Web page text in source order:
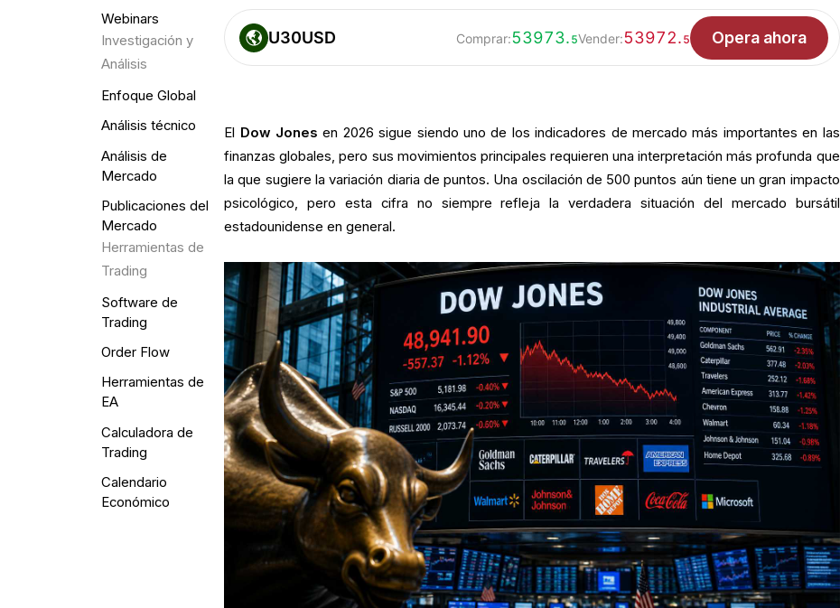
Webinars
Investigación y
Análisis
Enfoque Global
Análisis técnico
Análisis de
Mercado
Publicaciones del
Mercado
Herramientas de
Trading
Software de
Trading
Order Flow
Herramientas de
EA
Calculadora de
Trading
Calendario
Económico
U30USD Comprar:53973. 5Vender:53972. 5 Opera ahora
El Dow Jones en 2026 sigue siendo uno de los indicadores de mercado más importantes en las
finanzas globales, pero sus movimientos principales requieren una interpretación más profunda que
la que sugiere la variación diaria de puntos. Una oscilación de 500 puntos aún tiene un gran impacto
psicológico, pero esta cifra no siempre refleja la verdadera situación del mercado bursátil
estadounidense en general.